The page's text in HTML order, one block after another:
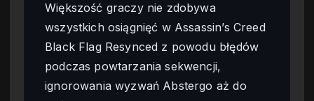
Większość graczy nie zdobywa
wszystkich osiągnięć w Assassin’s Creed
Black Flag Resynced z powodu błędów
podczas powtarzania sekwencji,
ignorowania wyzwań Abstergo aż do